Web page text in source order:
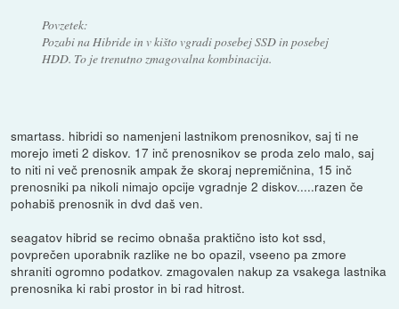
Povzetek:
Pozabi na Hibride in v kišto vgradi posebej SSD in posebej
HDD. To je trenutno zmagovalna kombinacija.
smartass. hibridi so namenjeni lastnikom prenosnikov, saj ti ne
morejo imeti 2 diskov. 17 inč prenosnikov se proda zelo malo, saj
to niti ni več prenosnik ampak že skoraj nepremičnina, 15 inč
prenosniki pa nikoli nimajo opcije vgradnje 2 diskov.....razen če
pohabiš prenosnik in dvd daš ven.
seagatov hibrid se recimo obnaša praktično isto kot ssd,
povprečen uporabnik razlike ne bo opazil, vseeno pa zmore
shraniti ogromno podatkov. zmagovalen nakup za vsakega lastnika
prenosnika ki rabi prostor in bi rad hitrost.